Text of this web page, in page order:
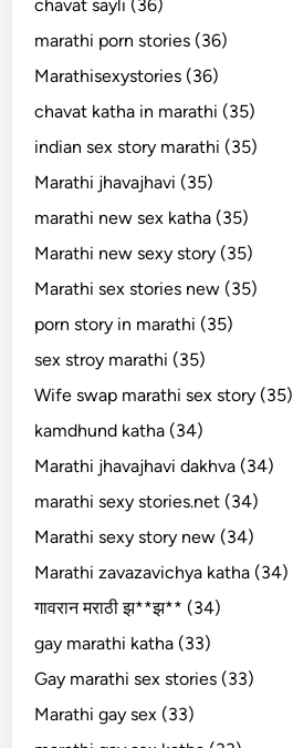
chavat sayli (36)
marathi porn stories (36)
Marathisexystories (36)
chavat katha in marathi (35)
indian sex story marathi (35)
Marathi jhavajhavi (35)
marathi new sex katha (35)
Marathi new sexy story (35)
Marathi sex stories new (35)
porn story in marathi (35)
sex stroy marathi (35)
Wife swap marathi sex story (35)
kamdhund katha (34)
Marathi jhavajhavi dakhva (34)
marathi sexy stories.net (34)
Marathi sexy story new (34)
Marathi zavazavichya katha (34)
गावरान मराठी झ**झ** (34)
gay marathi katha (33)
Gay marathi sex stories (33)
Marathi gay sex (33)